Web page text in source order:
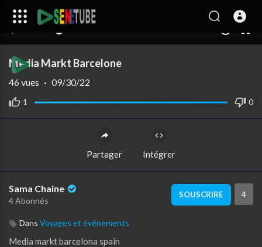
Media Markt Barcelone
1 0
46 vues · 09/30/22
Partager Intégrer
Sama Chaine
4 Abonnés
SOUSCRIRE 4
Dans Voyages et événements
Media markt barcelona spain